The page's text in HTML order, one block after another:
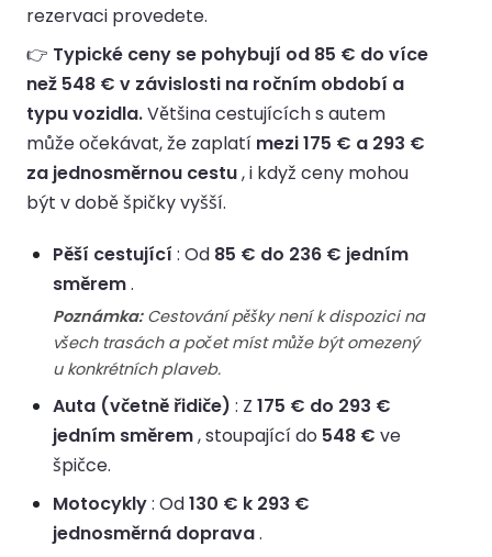
rezervaci provedete.
👉 Typické ceny se pohybují od 85 € do více
než 548 € v závislosti na ročním období a
typu vozidla.Většina cestujících s autem
může očekávat, že zaplatí mezi 175 € a 293 €
za jednosměrnou cestu, i když ceny mohou
být v době špičky vyšší.
Pěší cestující : Od 85 € do 236 € jedním
směrem.
Poznámka:Cestování pěšky není k dispozici na
všech trasách a počet míst může být omezený
u konkrétních plaveb.
Auta (včetně řidiče) : Z 175 € do 293 €
jedním směrem, stoupající do 548 € ve
špičce.
Motocykly: Od130 € k 293 €
jednosměrná doprava.